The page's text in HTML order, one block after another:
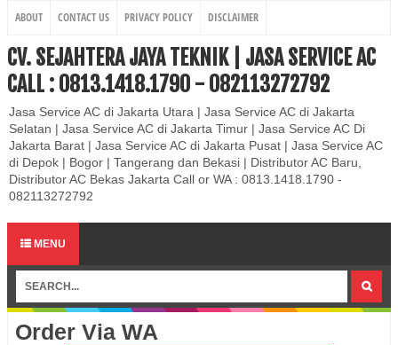
ABOUT CONTACT US PRIVACY POLICY DISCLAIMER
CV. SEJAHTERA JAYA TEKNIK | JASA SERVICE AC
CALL : 0813.1418.1790 - 082113272792
Jasa Service AC di Jakarta Utara | Jasa Service AC di Jakarta
Selatan | Jasa Service AC di Jakarta Timur | Jasa Service AC Di
Jakarta Barat | Jasa Service AC di Jakarta Pusat | Jasa Service AC
di Depok | Bogor | Tangerang dan Bekasi | Distributor AC Baru,
Distributor AC Bekas Jakarta Call or WA : 0813.1418.1790 -
082113272792
MENU
Order Via WA